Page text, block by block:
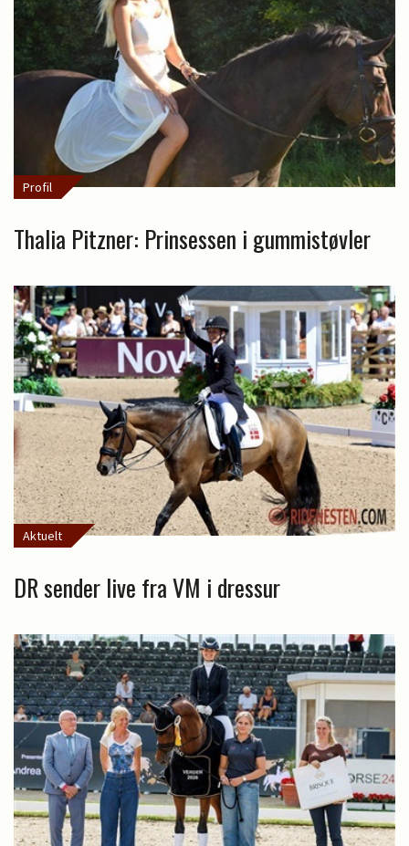
Profil
Thalia Pitzner: Prinsessen i gummistøvler
Aktuelt
DR sender live fra VM i dressur